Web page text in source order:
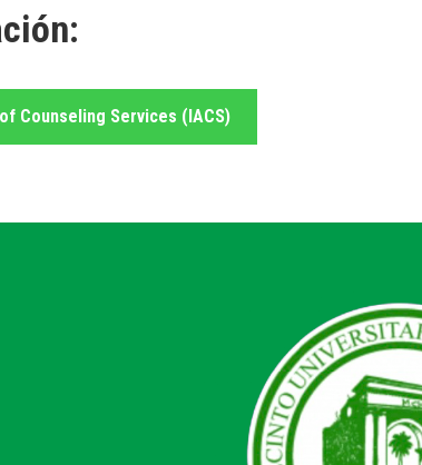
Counseling Services (IACS)